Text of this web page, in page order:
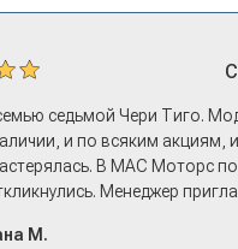
седьмой Чери Тиго.
и по всяким акциям,
В МАС Моторс
Менеджер
Нам тут недалеко, пришли
М.